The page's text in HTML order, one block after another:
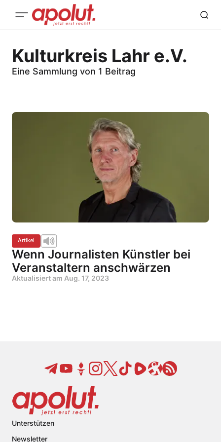
Kulturkreis Lahr e.V.
Eine Sammlung von 1 Beitrag
Artikel
Wenn Journalisten Künstler bei
Veranstaltern anschwärzen
Aktualisiert am Aug. 17, 2023
Unterstützen
Newsletter